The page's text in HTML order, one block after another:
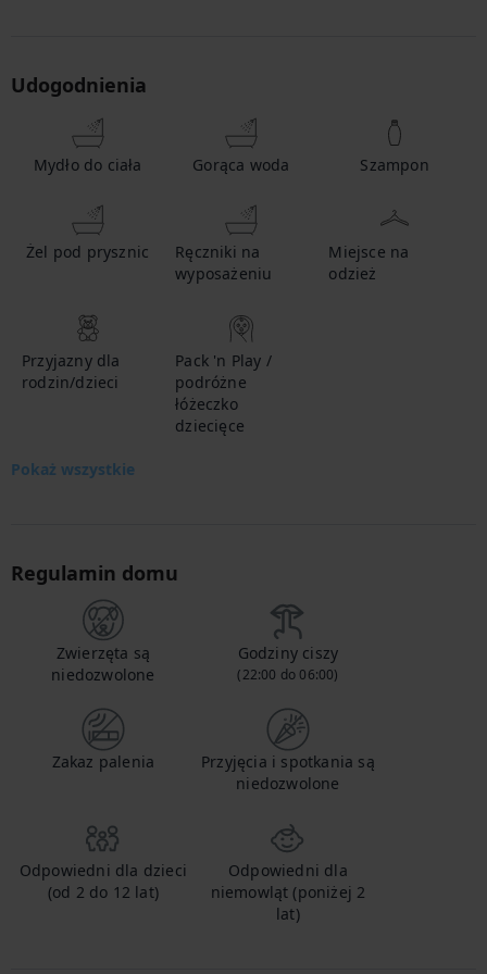
Udogodnienia
Mydło do ciała Gorąca woda Szampon
Żel pod prysznic
Ręczniki na
wyposażeniu
Miejsce na
odzież
Przyjazny dla
rodzin/dzieci
Pack 'n Play /
podróżne
łóżeczko
dziecięce
Pokaż wszystkie
Regulamin domu
Zwierzęta są
niedozwolone
Godziny ciszy
(22:00 do 06:00)
Zakaz palenia
Przyjęcia i spotkania są
niedozwolone
Odpowiedni dla dzieci
(od 2 do 12 lat)
Odpowiedni dla
niemowląt (poniżej 2
lat)